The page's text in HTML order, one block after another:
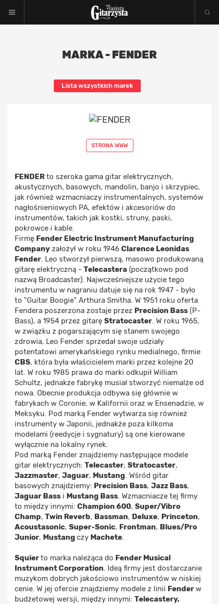
MARKA - FENDER
Lista wszystkich marek
STRONA WWW
FENDER to szeroka gama gitar elektrycznych,
akustycznych, basowych, mandolin, banjo i skrzypiec,
jak również wzmacniaczy instrumentalnych, systemów
nagłośnieniowych PA, efektów i akcesoriów do
instrumentów, takich jak kostki, struny, paski,
pokrowce i kable.
Firmę Fender Electric Instrument Manufacturing
Company założył w roku 1946 Clarence Leonidas
Fender. Leo stworzył pierwszą, masowo produkowaną
gitarę elektryczną - Telecastera (początkowo pod
nazwą Broadcaster). Najwcześniejsze użycie tego
instrumentu w nagraniu datuje się na rok 1947 - było
to "Guitar Boogie" Arthura Smitha. W 1951 roku oferta
Fendera poszerzona zostaje przez Precision Bass (P-
Bass), a 1954 przez gitarę Stratocaster. W roku 1965,
w związku z pogarszającym się stanem swojego
zdrowia, Leo Fender sprzedał swoje udziały
potentatowi amerykańskiego rynku medialnego, firmie
CBS, która była właścicielem marki przez kolejne 20
lat. W roku 1985 prawa do marki odkupił William
Schultz, jednakże fabrykę musiał stworzyć niemalże od
nowa. Obecnie produkcja odbywa się głównie w
fabrykach w Coronie, w Kalifornii oraz w Ensenadzie, w
Meksyku. Pod marką Fender wytwarza się również
instrumenty w Japonii, jednakże poza kilkoma
modelami (reedycje i sygnatury) są one kierowane
wyłącznie na lokalny rynek.
Pod marką Fender znajdziemy następujące modele
gitar elektrycznych: Telecaster, Stratocaster,
Jazzmaster, Jaguar, Mustang. Wśród gitar
basowych znajdziemy: Precision Bass, Jazz Bass,
Jaguar Bass i Mustang Bass. Wzmacniacze tej firmy
to między innymi: Champion 600, Super/Vibro
Champ, Twin Reverb, Bassman, Deluxe, Princeton,
Acoustasonic, Super-Sonic, Frontman, Blues/Pro
Junior, Mustang czy Machete.
Squierto marka należąca do Fender Musical
Instrument Corporation. Ideą firmy jest dostarczanie
muzykom dobrych jakościowo instrumentów w niskiej
cenie. W jej ofercie znajdziemy modele z linii Fenderw
budżetowej wersji, między innymi: Telecastery,